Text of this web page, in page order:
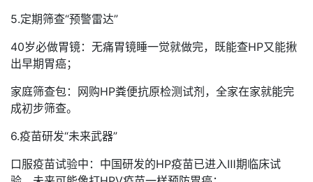
5.定期筛查“预警雷达”
40岁必做胃镜：无痛胃镜睡一觉就做完，既能查HP又能揪
出早期胃癌；
家庭筛查包：网购HP粪便抗原检测试剂，全家在家就能完
成初步筛查。
6.疫苗研发“未来武器”
口服疫苗试验中：中国研发的HP疫苗已进入Ⅲ期临床试